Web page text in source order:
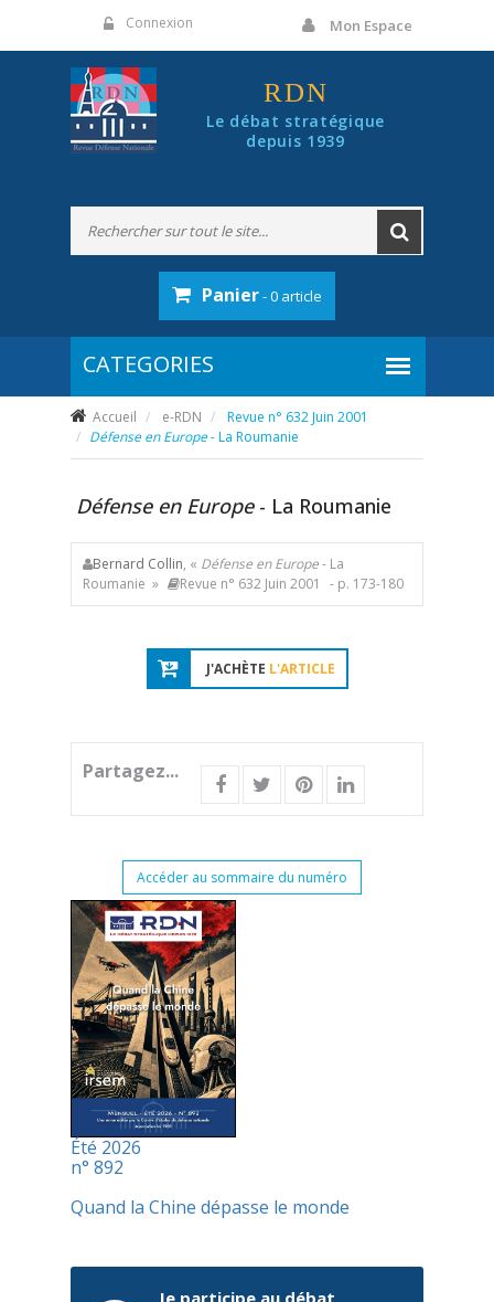
Connexion Mon Espace
RDN
Le débat stratégique
depuis 1939
Panier- 0 article
Accueil e-RDN
Revue n° 632 Juin 2001
Défense en Europe- La Roumanie
Défense en Europe- La Roumanie
Bernard Collin, « Défense en Europe- La
Roumanie »
Revue n° 632 Juin 2001 - p. 173-180
J'ACHÈTE L'ARTICLE
Partagez...
Accéder au sommaire du numéro
Été 2026
n° 892
Quand la Chine dépasse le monde